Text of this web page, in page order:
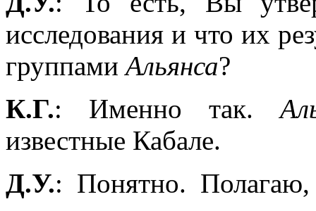
исследования и что их
группамиАльянса?
К.Г.: Именно так.
известные Кабале.
Д.У.: Понятно.